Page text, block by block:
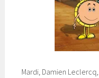
Mardi, Damien